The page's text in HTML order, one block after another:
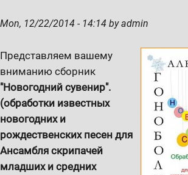
Mon, 12/22/2014 - 14:14 by admin
Представляем вашему
вниманию сборник
"Новогодний сувенир".
(обработки известных
новогодних и
рождественских песен для
Ансамбля скрипачей
младших и средних